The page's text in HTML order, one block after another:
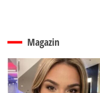
Magazin